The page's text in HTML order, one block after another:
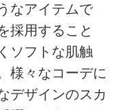
なアイテムで
採用すること
ソフトな肌触
様々なコーデに
デザインのスカ